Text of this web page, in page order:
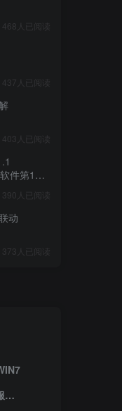
468人已阅读
437人已阅读
403人已阅读
件第1章
390人已阅读
动
373人已阅读
3.外网WIN7连通性测试NAT服务器win2016-1和win20162